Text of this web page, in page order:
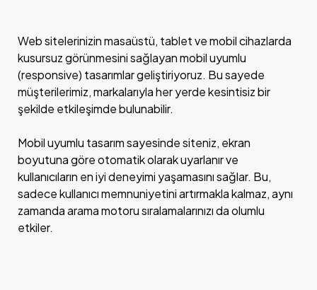
Web sitelerinizin masaüstü, tablet ve mobil cihazlarda
kusursuz görünmesini sağlayan mobil uyumlu
(responsive) tasarımlar geliştiriyoruz. Bu sayede
müşterilerimiz, markalarıyla her yerde kesintisiz bir
şekilde etkileşimde bulunabilir.
Mobil uyumlu tasarım sayesinde siteniz, ekran
boyutuna göre otomatik olarak uyarlanır ve
kullanıcıların en iyi deneyimi yaşamasını sağlar. Bu,
sadece kullanıcı memnuniyetini artırmakla kalmaz, aynı
zamanda arama motoru sıralamalarınızı da olumlu
etkiler.